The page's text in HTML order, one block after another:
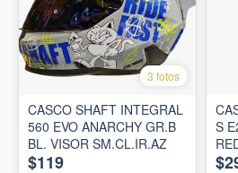
3 fotos
CASCO SHAFT INTEGRAL
560 EVO ANARCHY GR.B
BL. VISOR SM.CL.IR.AZ
$119
S